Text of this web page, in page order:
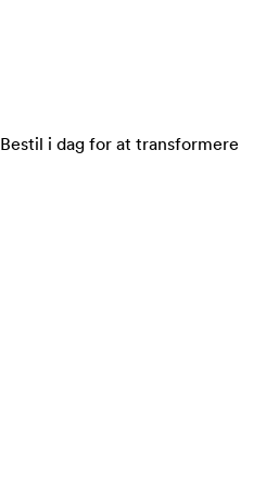
Bestil i dag for at transformere